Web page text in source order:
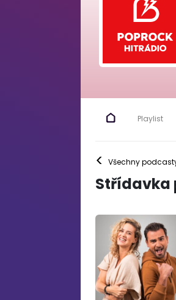
Playlist
< Všechny
Střídavka